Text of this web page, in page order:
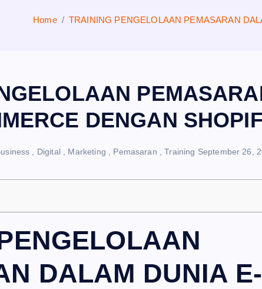
Home TRAINING PENGELOLAAN PEMASARAN
DENGAN
Digital, Marketing Pemasaran ,Training September 26,
DALAM DUNIA E-